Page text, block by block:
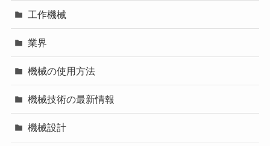
工作機械
業界
機械の使用方法
機械技術の最新情報
機械設計